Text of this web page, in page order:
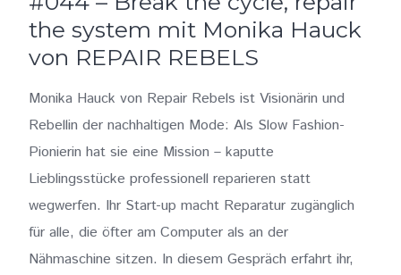
the system mit Monika Hauck
von REPAIR REBELS
Monika Hauck von Repair Rebels ist Visionärin und
Rebellin der nachhaltigen Mode: Als Slow Fashion-
Pionierin hat sie eine Mission – kaputte
Lieblingsstücke professionell reparieren statt
wegwerfen. Ihr Start-up macht Reparatur zugänglich
für alle, die öfter am Computer als an der
Nähmaschine sitzen. In diesem Gespräch erfahrt ihr,